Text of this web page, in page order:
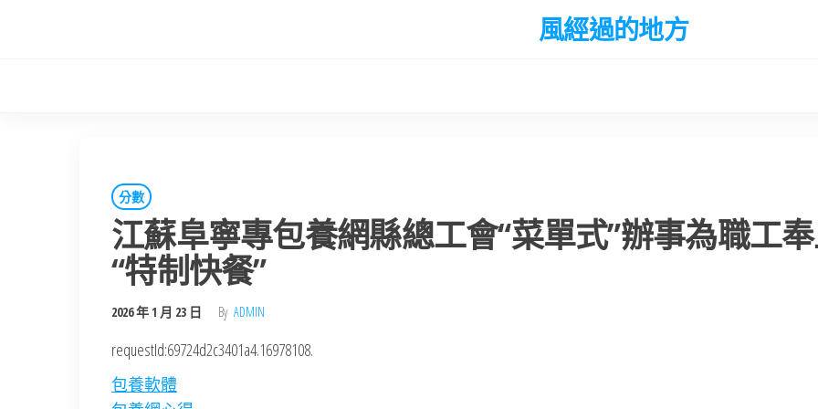
風經過的地方
分數
江蘇阜寧專包養網縣總工會“菜單式”辦事為職工
“特制快餐”
2026 年 1 月 23 日 By ADMIN
requestId:69724d2c3401a4.16978108.
包養軟體